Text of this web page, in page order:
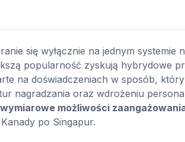
się wyłącznie na jednym systemie
popularność zyskują hybrydowe
na doświadczeniach w sposób,
nagradzania oraz wdrożeniu
możliwości
po Singapur.